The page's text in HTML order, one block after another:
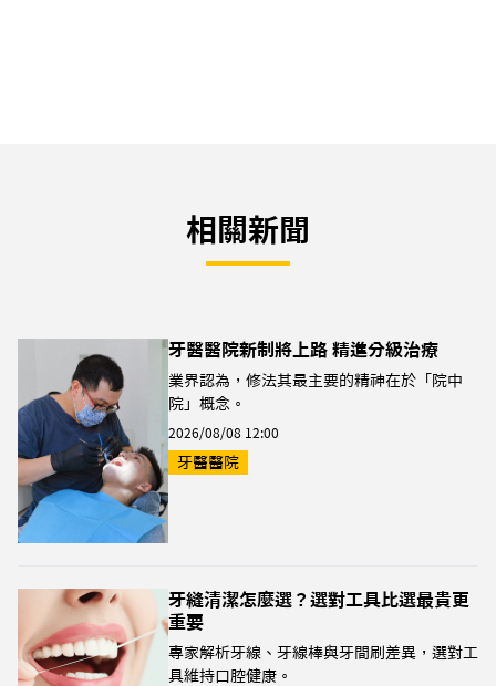
相關新聞
牙醫醫院新制將上路 精進分級治療
業界認為，修法其最主要的精神在於「院中
院」概念。
2026/08/08 12:00
牙醫醫院
牙縫清潔怎麼選？選對工具比選最貴更
重要
專家解析牙線、牙線棒與牙間刷差異，選對工
具維持口腔健康。